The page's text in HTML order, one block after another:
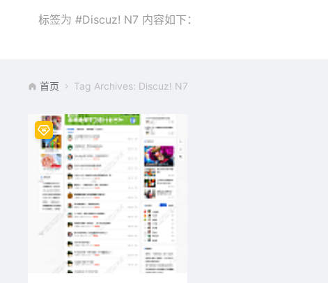
标签为 #Discuz! N7 内容如下：
首页 Tag Archives: Discuz! N7